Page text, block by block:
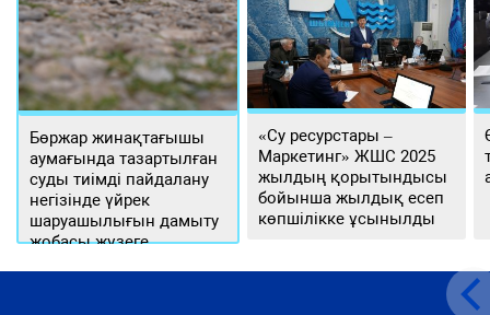
Бөржар жинақтағышы
аумағында тазартылған
суды тиімді пайдалану
негізінде үйрек
шаруашылығын дамыту
жобасы жүзеге
«Су ресурстары –
Маркетинг» ЖШС 2025
жылдың қорытындысы
бойынша жылдық есеп
көпшілікке ұсынылды